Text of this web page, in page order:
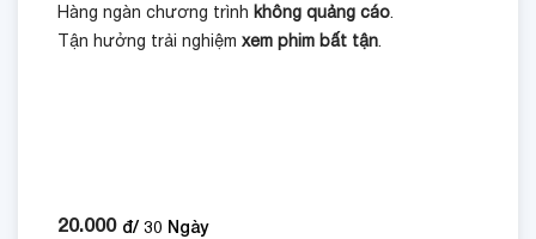
Hàng ngàn chương trình không quảng cáo.
Tận hưởng trải nghiệmxem phim bất tận.
20.000 đ/30 Ngày